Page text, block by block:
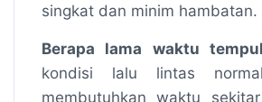
singkat dan minim hambatan.
Berapa lama waktu
kondisi lalu lintas
membutuhkan waktu